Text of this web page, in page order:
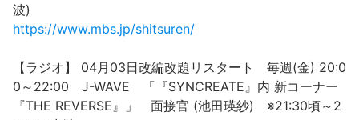
波)
https://www.mbs.jp/shitsuren/
【ラジオ】 04月03日改編改題リスタート 毎週(金) 20:0
0～22:00 J-WAVE 「『SYNCREATE』内 新コーナー
『THE REVERSE』」 面接官 (池田瑛紗) ※21:30頃～2